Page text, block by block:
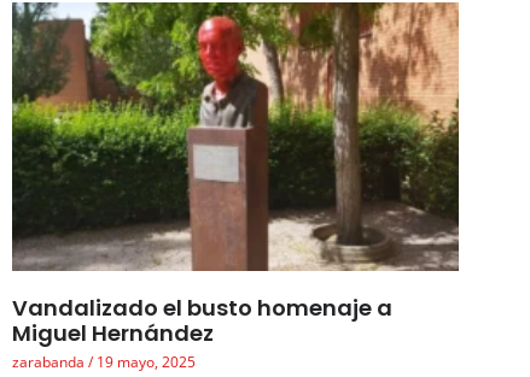
Vandalizado el busto homenaje a
Miguel Hernández
zarabanda 19 mayo, 2025